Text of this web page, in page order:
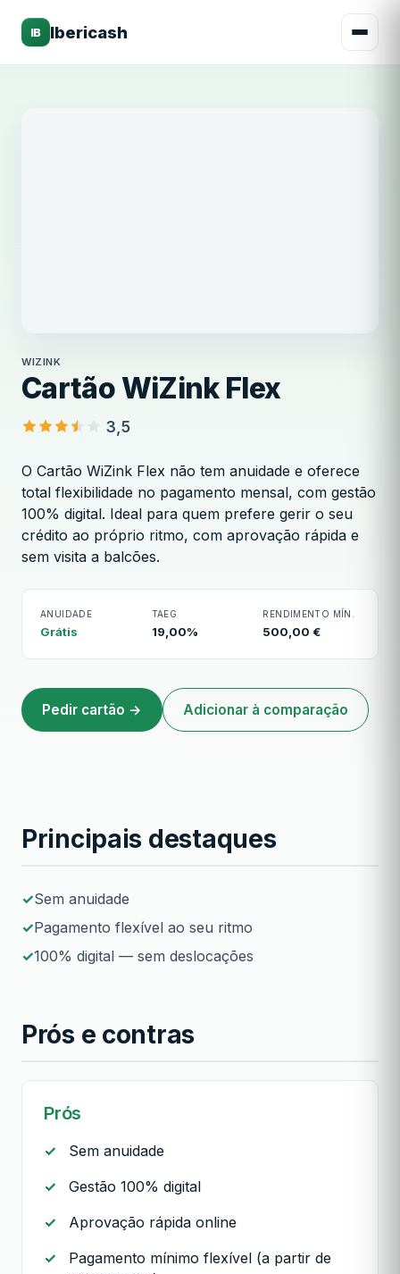
IB Ibericash
Cartão WiZink Flex
WIZINK
Cartão WiZink Flex
3,5
O Cartão WiZink Flex não tem anuidade e oferece
total flexibilidade no pagamento mensal, com gestão
100% digital. Ideal para quem prefere gerir o seu
crédito ao próprio ritmo, com aprovação rápida e
sem visita a balcões.
ANUIDADE
Grátis
TAEG
19,00%
RENDIMENTO MÍN.
500,00 €
Pedir cartão → Adicionar à comparação
Principais destaques
Sem anuidade
Pagamento flexível ao seu ritmo
100% digital — sem deslocações
Prós e contras
Prós
Sem anuidade
Gestão 100% digital
Aprovação rápida online
Pagamento mínimo flexível (a partir de